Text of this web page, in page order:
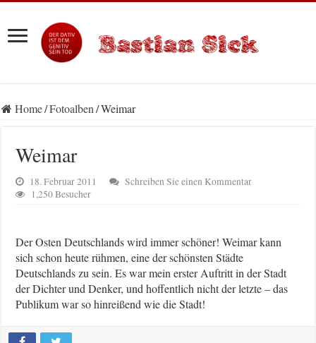
Home/Fotoalben/Weimar
Weimar
18. Februar 2011
Schreiben Sie einen Kommentar
1,250 Besucher
Der Osten Deutschlands wird immer schöner! Weimar kann
sich schon heute rühmen, eine der schönsten Städte
Deutschlands zu sein. Es war mein erster Auftritt in der Stadt
der Dichter und Denker, und hoffentlich nicht der letzte – das
Publikum war so hinreißend wie die Stadt!